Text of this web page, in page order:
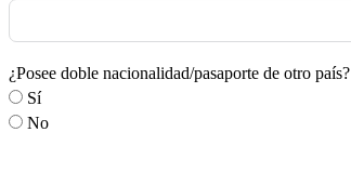
¿Posee doble nacionalidad/pasaporte de otro país?
Sí
No